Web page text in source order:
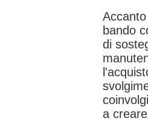
bando
di
a